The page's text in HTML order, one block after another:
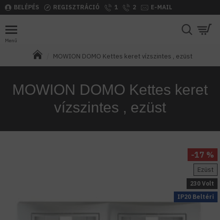
BELÉPÉS REGISZTRÁCIÓ 1 2 E-MAIL
MOWION DOMO Kettes keret vízszintes , ezüst
MOWION DOMO Kettes keret
vízszintes , ezüst
IP20 Beltéri
Ezüst
230 Volt
-17 %